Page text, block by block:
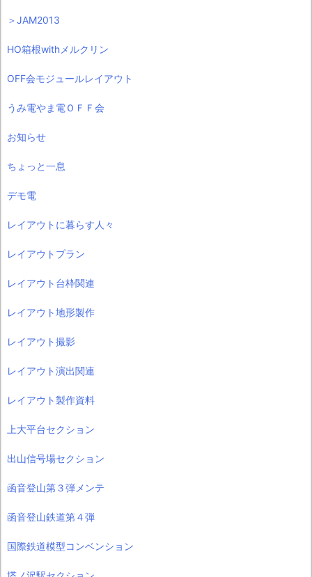
＞JAM2013
HO箱根withメルクリン
OFF会モジュールレイアウト
うみ電やま電ＯＦＦ会
お知らせ
ちょっと一息
デモ電
レイアウトに暮らす人々
レイアウトプラン
レイアウト台枠関連
レイアウト地形製作
レイアウト撮影
レイアウト演出関連
レイアウト製作資料
上大平台セクション
出山信号場セクション
函音登山第３弾メンテ
函音登山鉄道第４弾
国際鉄道模型コンベンション